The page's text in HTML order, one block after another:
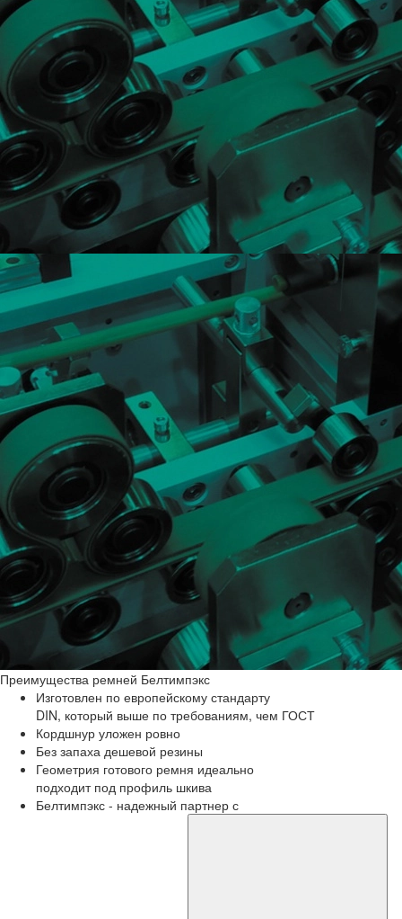
Преимущества ремней Белтимпэкс
Изготовлен по европейскому стандарту
DIN, который выше по требованиям, чем ГОСТ
Кордшнур уложен ровно
Без запаха дешевой резины
Геометрия готового ремня идеально
подходит под профиль шкива
Белтимпэкс - надежный партнер с